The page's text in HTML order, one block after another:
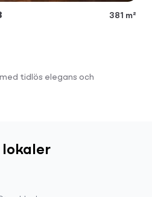
381 m²
tidlös elegans och
lokaler